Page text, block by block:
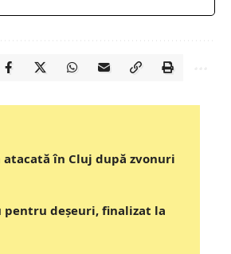
în Cluj după zvonuri
pentru deșeuri, finalizat la